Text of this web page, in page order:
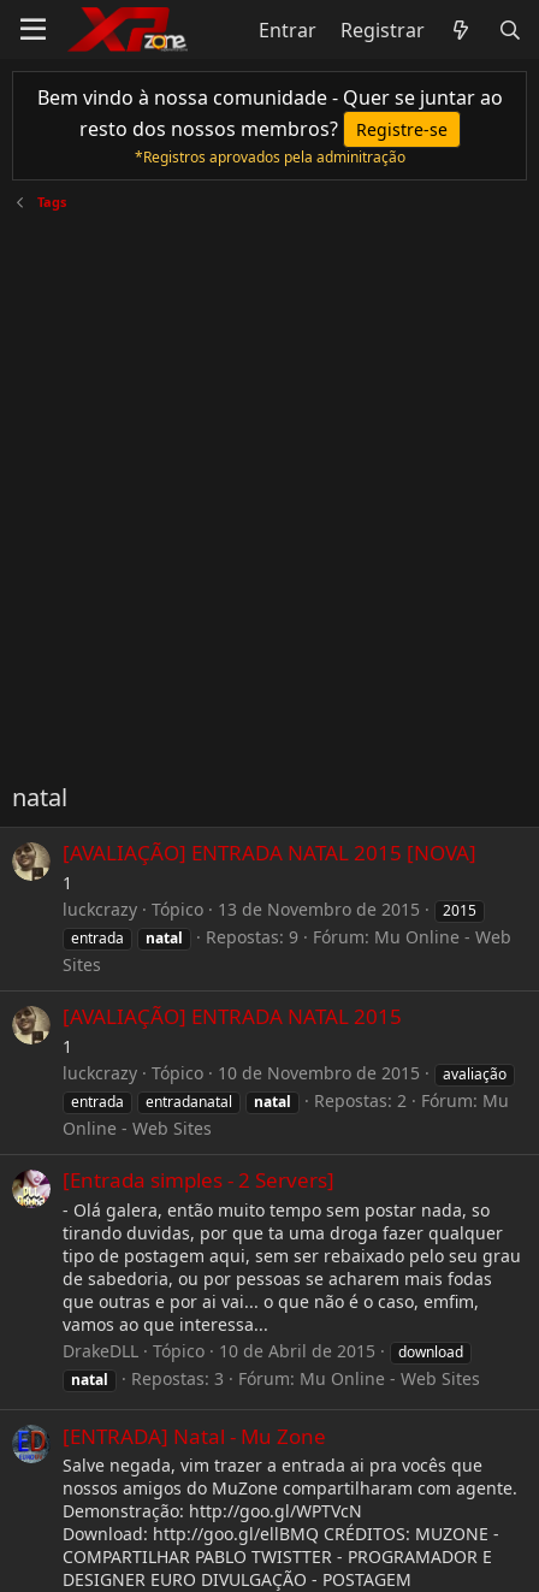
Entrar Registrar
Bem vindo à nossa comunidade - Quer se juntar ao
resto dos nossos membros?
Registre-se
*Registros aprovados pela adminitração
Tags
natal
[AVALIAÇÃO] ENTRADA NATAL 2015 [NOVA]
1
luckcrazy
Tópico 13 de Novembro de 2015
2015
entrada
natal Repostas: 9 Fórum: Mu Online - Web
Sites
[AVALIAÇÃO] ENTRADA NATAL 2015
1
luckcrazy
Tópico 10 de Novembro de 2015
avaliação
entrada
entradanatal natal Repostas: 2 Fórum: Mu
Online - Web Sites
[Entrada simples - 2 Servers]
- Olá galera, então muito tempo sem postar nada, so
tirando duvidas, por que ta uma droga fazer qualquer
tipo de postagem aqui, sem ser rebaixado pelo seu grau
de sabedoria, ou por pessoas se acharem mais fodas
que outras e por ai vai... o que não é o caso, emfim,
vamos ao que interessa...
DrakeDLL
Tópico 10 de Abril de 2015
download
natal
Repostas: 3 Fórum: Mu Online - Web Sites
[ENTRADA] Natal - Mu Zone
Salve negada, vim trazer a entrada ai pra vocês que
nossos amigos do MuZone compartilharam com agente.
Demonstração: http://goo.gl/WPTVcN
Download: http://goo.gl/ellBMQ CRÉDITOS: MUZONE -
COMPARTILHAR PABLO TWISTTER - PROGRAMADOR E
DESIGNER EURO DIVULGAÇÃO - POSTAGEM